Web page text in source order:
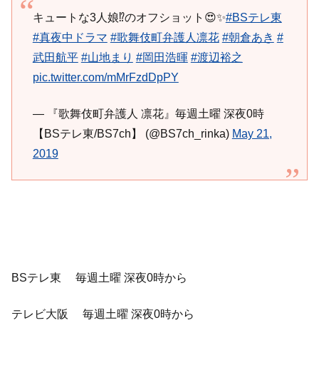
キュートな3人娘⁉️のオフショット😍✨#BSテレ東
#真夜中ドラマ #歌舞伎町弁護人凛花 #朝倉あき #
武田航平 #山地まり #岡田浩暉 #渡辺裕之
pic.twitter.com/mMrFzdDpPY
— 『歌舞伎町弁護人 凛花』毎週土曜 深夜0時
【BSテレ東/BS7ch】 (@BS7ch_rinka) May 21,
2019
BSテレ東 毎週土曜 深夜0時から
テレビ大阪 毎週土曜 深夜0時から